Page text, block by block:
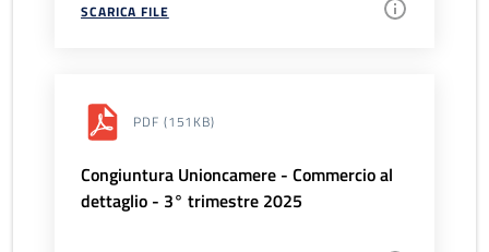
SCARICA FILE
PDF (151KB)
Congiuntura Unioncamere - Commercio al
dettaglio - 3° trimestre 2025